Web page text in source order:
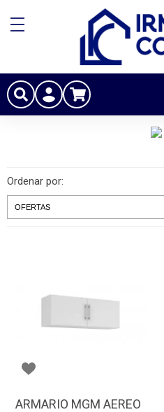
Ordenar por:
ARMARIO MGM AEREO